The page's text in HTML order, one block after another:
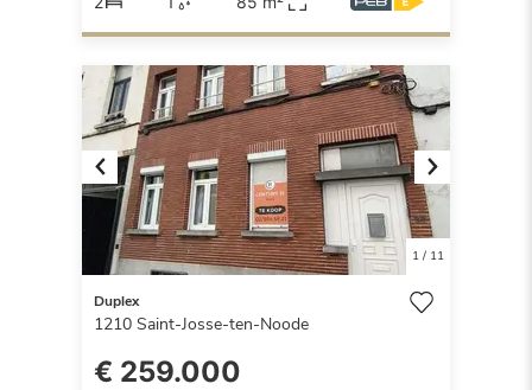
Previous Next
1/ 11
Duplex
1210 Saint-Josse-ten-Noode
€ 259.000